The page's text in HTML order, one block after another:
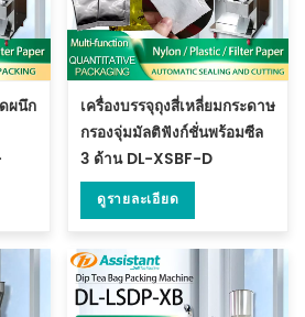
ผนึก
เครื่องบรรจุถุงสี่เหลี่ยมกระดาษ
กรองจุ่มมัลติฟังก์ชั่นพร้อมซีล
3 ด้าน DL-XSBF-D
ดูรายละเอียด